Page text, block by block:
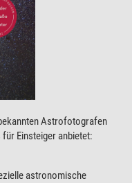
Astrofotografen
Einsteiger anbietet:
astronomische